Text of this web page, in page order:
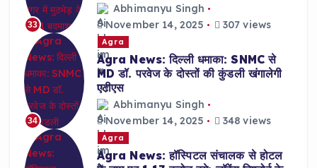
33
Abhimanyu Singh
November 14, 2025
307 views
34
Agra
Agra News: दिल्ली धमाका: SNMC से
MD डॉ. परवेज के दोस्तों की कुंडली खंगालेगी
एटीएस
Abhimanyu Singh
November 14, 2025
348 views
Agra
Agra News: हॉस्पिटल संचालक से होटल